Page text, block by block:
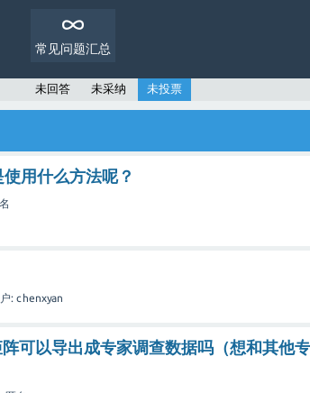
常见问题汇总
未回答 未采纳 未投票
用什么方法呢？
: chenxyan
可以导出成专家调查数据吗（想和其他专